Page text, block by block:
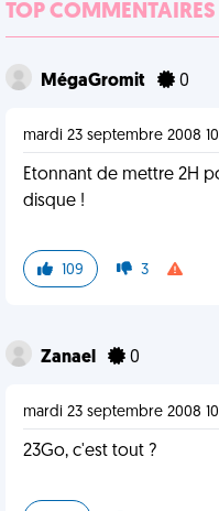
TOP COMMENTAIRES
MégaGromit 0
mardi 23 septembre 2008
Etonnant de mettre 2H
disque !
109 3
Zanael 0
mardi 23 septembre 2008
23Go, c'est tout ?